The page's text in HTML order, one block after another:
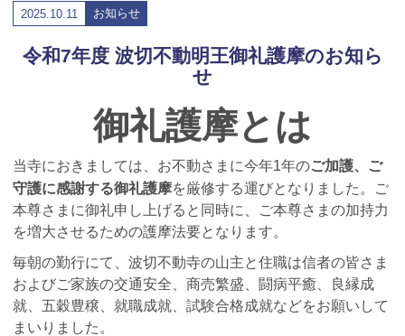
2025.10.11 お知らせ
令和7年度 波切不動明王御礼護摩のお知ら
せ
御礼護摩とは
当寺におきましては、 お不動さまに今年1年のご加護、ご
守護に感謝する御礼護摩を厳修する運びとなりました。ご
本尊さまに御礼申し上げると同時に、ご本尊さまの加持力
を増大させるための護摩法要となります。
毎朝の勤行にて、波切不動寺の山主と住職は信者の皆さま
およびご家族の交通安全、商売繁盛、闘病平癒、良縁成
就、五穀豊穣、就職成就、試験合格成就などをお願いして
まいりました。